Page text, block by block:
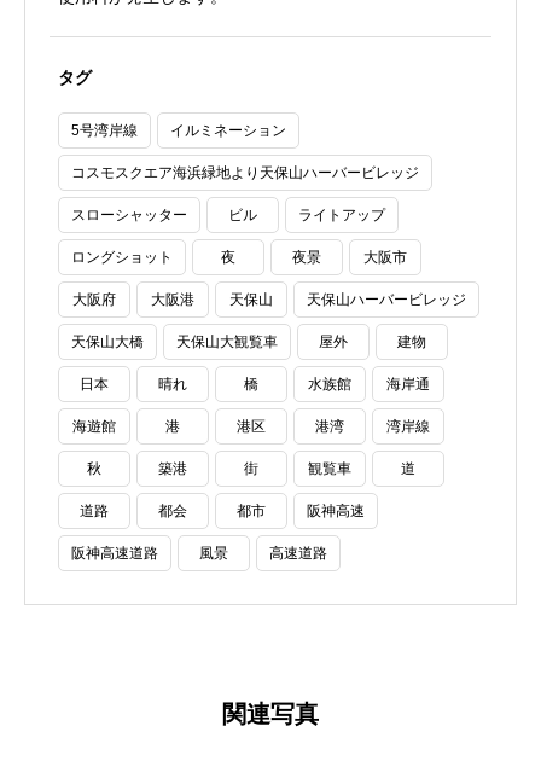
タグ
5号湾岸線 イルミネーション
コスモスクエア海浜緑地より天保山ハーバービレッジ
スローシャッター ビル ライトアップ
ロングショット 夜 夜景 大阪市
大阪府 大阪港 天保山 天保山ハーバービレッジ
天保山大橋 天保山大観覧車 屋外 建物
日本 晴れ 橋 水族館 海岸通
海遊館 港 港区 港湾 湾岸線
秋 築港 街 観覧車 道
道路 都会 都市 阪神高速
阪神高速道路 風景 高速道路
関連写真